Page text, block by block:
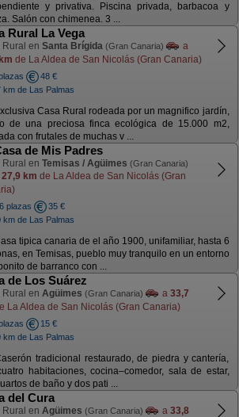
y privativa. Piscina privada, barbacoa y
Salón con chimenea. 3 ...
Rural La Vega
Rural en Santa Brígida (Gran Canaria)
a
de La Aldea de San Nicolás (Gran Canaria)
48 €
km de Las Palmas
Casa Rural rodeada por un magnifico jardín,
de una preciosa finca ecológica de 15.000 m2,
con frutales de muchas v ...
de Mis Padres
Rural en Temisas / Agüimes (Gran Canaria)
27,9 km de La Aldea de San Nicolás (Gran
plazas
35 €
km de Las Palmas
tipica canaria de el año 1900, unifamiliar, hasta 6
en Temisas, pueblo muy tranquilo en un entorno
de barranco con ...
de Los Suárez
Rural en Agüimes (Gran Canaria) a 33,7
La Aldea de San Nicolás (Gran Canaria)
15 €
km de Las Palmas
tradicional restaurado, de piedra y cantería,
habitaciones, cocina–comedor, sala de estar,
de baño y dos pati ...
del Cura
Rural en Agüimes (Gran Canaria) a 33,8